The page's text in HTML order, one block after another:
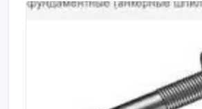
производство строго по ГОСТу из всех марок сталей